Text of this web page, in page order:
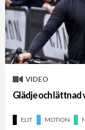
VIDEO
Glädje och lättnad
ELIT MOTION